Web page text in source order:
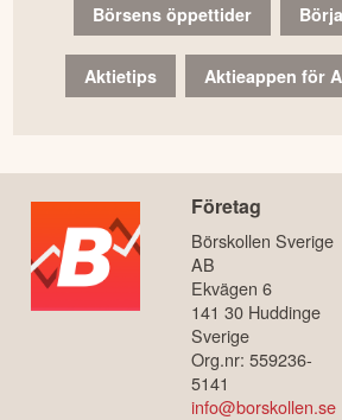
Börsens öppettider
Aktietips Aktieappen för
Företag
Börskollen Sverige
AB
Ekvägen 6
141 30 Huddinge
Sverige
Org.nr: 559236-
5141
info@borskollen.se